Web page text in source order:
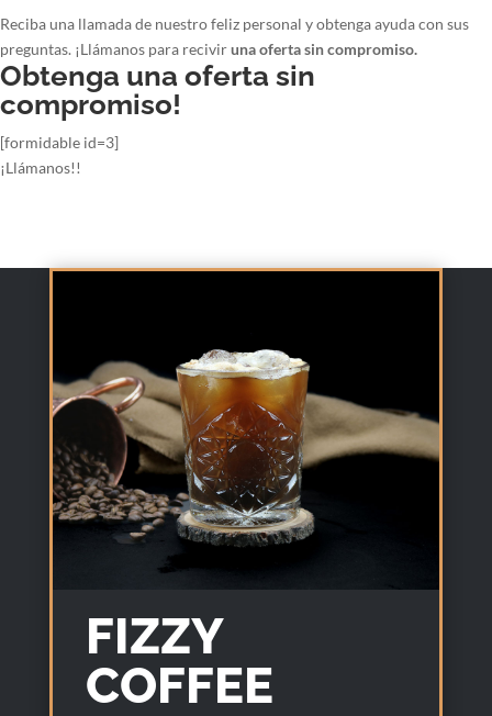
Reciba una llamada de nuestro feliz personal y obtenga ayuda con sus
preguntas. ¡Llámanos para reciviruna oferta sin compromiso.
Obtenga una oferta sin
compromiso!
[formidable id=3]
¡Llámanos!!
FIZZY
COFFEE